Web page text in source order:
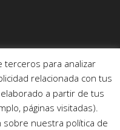
terceros para analizar
relacionada con tus
a partir de tus
páginas visitadas).
nuestra política de